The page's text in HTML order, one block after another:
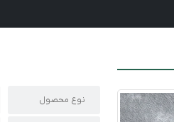
نوع محصول